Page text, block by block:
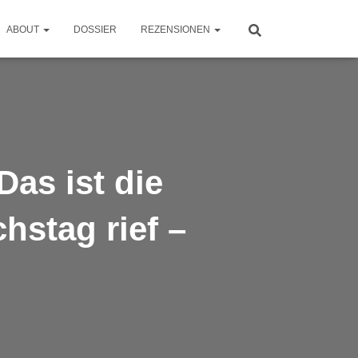
ABOUT DOSSIER REZENSIONEN
ist die
rief –